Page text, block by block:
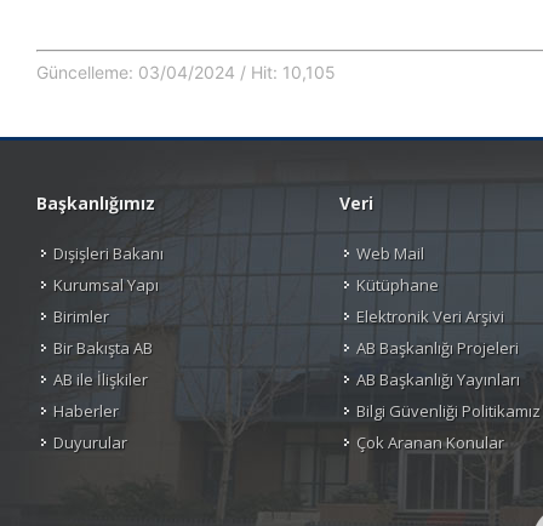
Güncelleme: 03/04/2024 / Hit: 10,105
Başkanlığımız
Dışişleri Bakanı
Kurumsal Yapı
Birimler
Bir Bakışta AB
AB ile İlişkiler
Haberler
Duyurular
Veri
Web Mail
Kütüphane
Elektronik Veri Arşivi
AB Başkanlığı Projeleri
AB Başkanlığı Yayınları
Bilgi Güvenliği Politikamız
Çok Aranan Konular